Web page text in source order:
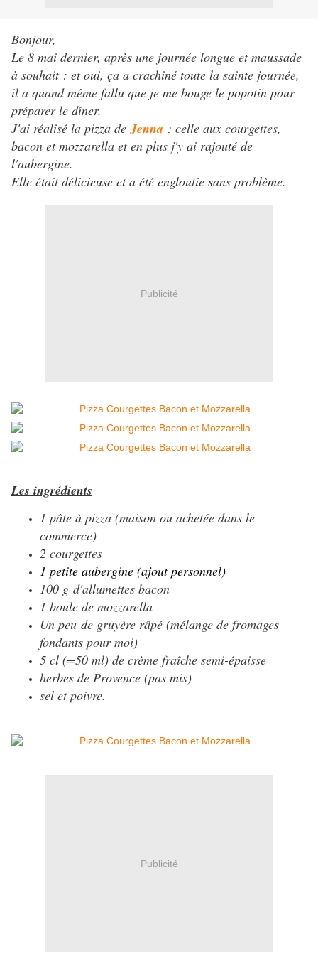
Bonjour,
Le 8 mai dernier, après une journée longue et maussade
à souhait : et oui, ça a crachiné toute la sainte journée,
il a quand même fallu que je me bouge le popotin pour
préparer le dîner.
J'ai réalisé la pizza deJenna : celle aux courgettes,
bacon et mozzarella et en plus j'y ai rajouté de
l'aubergine.
Elle était délicieuse et a été engloutie sans problème.
Publicité
Les ingrédients
1 pâte à pizza (maison ou achetée dans le
commerce)
2 courgettes
1 petite aubergine (ajout personnel)
100 g d'allumettes bacon
1 boule de mozzarella
Un peu de gruyère râpé (mélange de fromages
fondants pour moi)
5 cl (=50 ml) de crème fraîche semi-épaisse
herbes de Provence (pas mis)
sel et poivre.
Publicité